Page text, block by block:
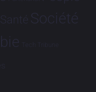
Santé Société
Tech Tribune